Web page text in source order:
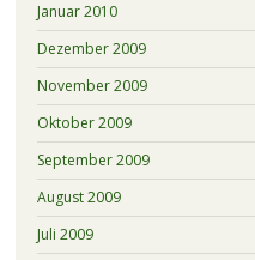
Januar 2010
Dezember 2009
November 2009
Oktober 2009
September 2009
August 2009
Juli 2009